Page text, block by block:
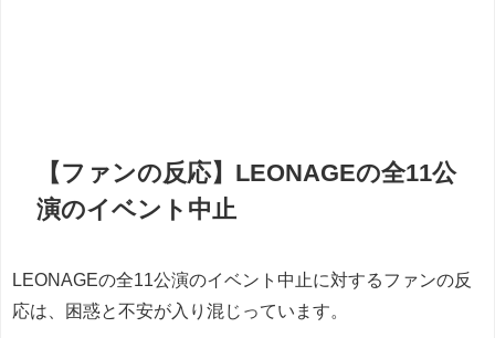
【ファンの反応】LEONAGEの全11公
演のイベント中止
LEONAGEの全11公演のイベント中止に対するファンの反
応は、困惑と不安が入り混じっています。